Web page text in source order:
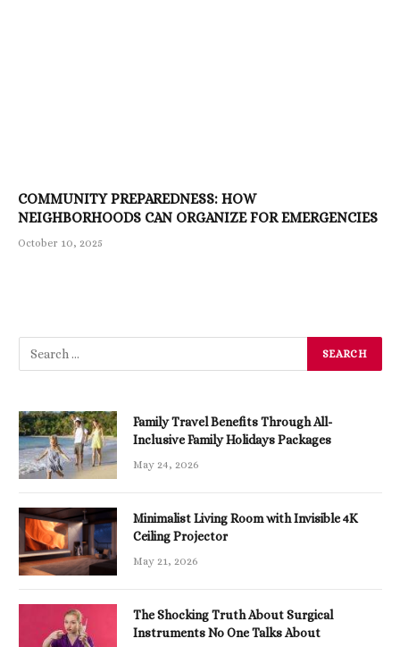
COMMUNITY PREPAREDNESS: HOW
NEIGHBORHOODS CAN ORGANIZE FOR EMERGENCIES
October 10, 2025
Family Travel Benefits Through All-
Inclusive Family Holidays Packages
May 24, 2026
Minimalist Living Room with Invisible 4K
Ceiling Projector
May 21, 2026
The Shocking Truth About Surgical
Instruments No One Talks About